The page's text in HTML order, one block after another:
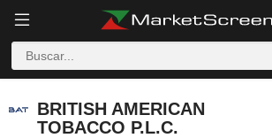
BRITISH AMERICAN
TOBACCO P.L.C.